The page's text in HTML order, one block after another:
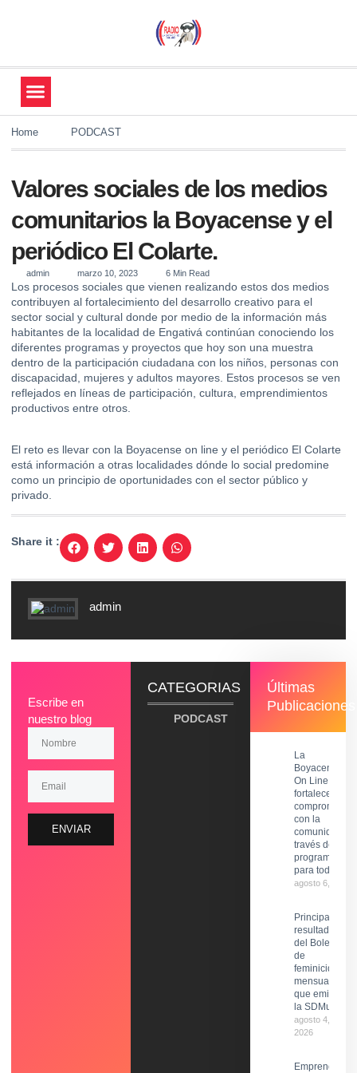
Home PODCAST
Valores sociales de los medios
comunitarios la Boyacense y el
periódico El Colarte.
admin marzo 10, 2023 6 Min Read
Los procesos sociales que vienen realizando estos dos medios
contribuyen al fortalecimiento del desarrollo creativo para el
sector social y cultural donde por medio de la información más
habitantes de la localidad de Engativá continúan conociendo los
diferentes programas y proyectos que hoy son una muestra
dentro de la participación ciudadana con los niños, personas con
discapacidad, mujeres y adultos mayores. Estos procesos se ven
reflejados en líneas de participación, cultura, emprendimientos
productivos entre otros.
El reto es llevar con la Boyacense on line y el periódico El Colarte
está información a otras localidades dónde lo social predomine
como un principio de oportunidades con el sector público y
privado.
Share it :
admin
Escribe en
nuestro blog
ENVIAR
CATEGORIAS
PODCAST
Últimas
Publicaciones
La
Boyacense
On Line
fortalece su
compromiso
con la
comunidad a
través de una
programación
para todos.
agosto 6, 2026
Principales
resultados
del Boletín
de
feminicidios
mensual
que emite
la SDMujer
agosto 4,
2026
Emprender